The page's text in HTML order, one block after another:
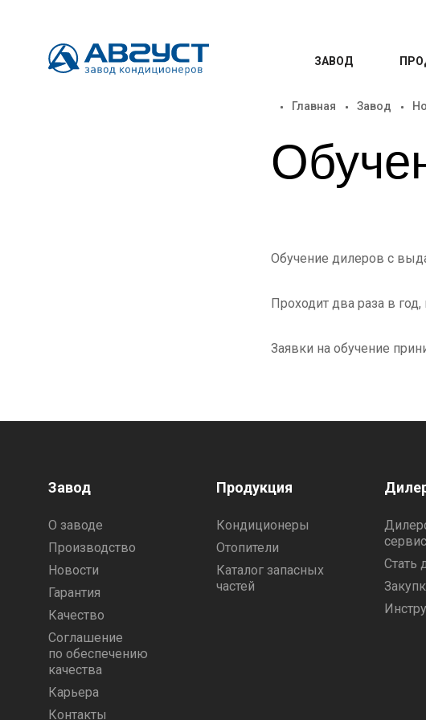
ЗАВОД
Главная Завод
Обучение дилеров с
Проходит два раза в
Заявки на обучение
Завод
О заводе
Производство
Новости
Гарантия
Качество
Соглашение
по обеспечению
качества
Карьера
Контакты
Продукция
Кондиционеры
Отопители
Каталог запасных
частей
Стать